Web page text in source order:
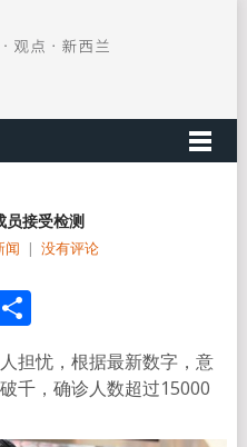
员接受检测
闻 | 没有评论
分
享
担忧，根据最新数字，意
千，确诊人数超过15000